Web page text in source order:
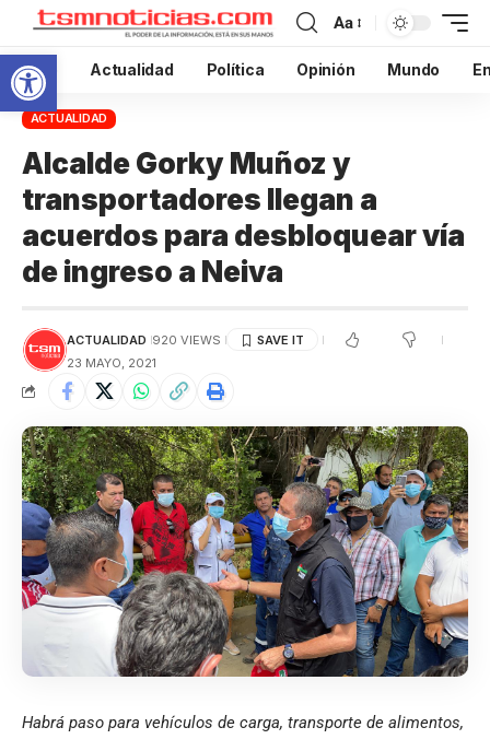
Abrir barra de herramientas
Aa
Inicio Actualidad Política Opinión Mundo
ACTUALIDAD
Alcalde Gorky Muñoz y
transportadores llegan a
acuerdos para desbloquear vía
de ingreso a Neiva
ACTUALIDAD 920 VIEWS
23 MAYO, 2021
Habrá paso para vehículos de carga, transporte de alimentos,